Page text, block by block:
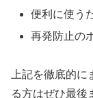
便利に使う
再発防止の
上記を徹底的
る方はぜひ最後